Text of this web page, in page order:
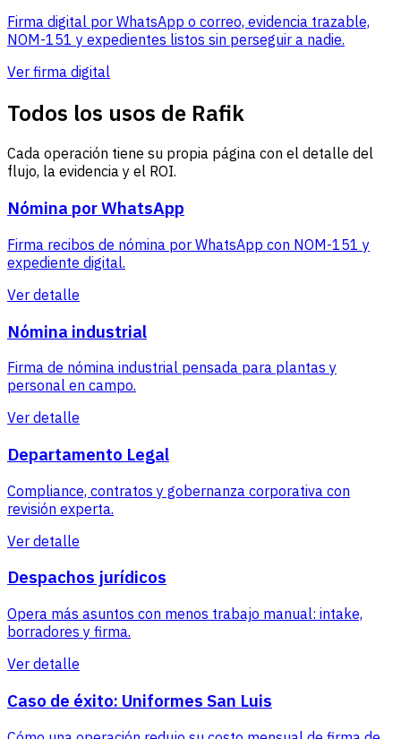
Firma digital por WhatsApp o correo, evidencia trazable,
NOM-151 y expedientes listos sin perseguir a nadie.
Ver firma digital
Todos los usos de Rafik
Cada operación tiene su propia página con el detalle del
flujo, la evidencia y el ROI.
Nómina por WhatsApp
Firma recibos de nómina por WhatsApp con NOM-151 y
expediente digital.
Ver detalle
Nómina industrial
Firma de nómina industrial pensada para plantas y
personal en campo.
Ver detalle
Departamento Legal
Compliance, contratos y gobernanza corporativa con
revisión experta.
Ver detalle
Despachos jurídicos
Opera más asuntos con menos trabajo manual: intake,
borradores y firma.
Ver detalle
Caso de éxito: Uniformes San Luis